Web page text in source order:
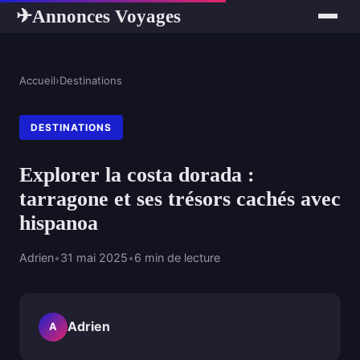
✈Annonces Voyages
Accueil›Destinations
DESTINATIONS
Explorer la costa dorada :
tarragone et ses trésors cachés avec
hispanoa
Adrien•31 mai 2025•6 min de lecture
A Adrien